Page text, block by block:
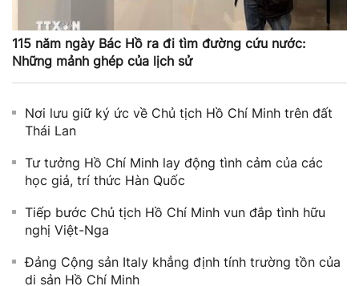
115 năm ngày Bác Hồ ra đi tìm đường cứu nước:
Những mảnh ghép của lịch sử
Nơi lưu giữ ký ức về Chủ tịch Hồ Chí Minh trên đất
Thái Lan
Tư tưởng Hồ Chí Minh lay động tình cảm của các
học giả, trí thức Hàn Quốc
Tiếp bước Chủ tịch Hồ Chí Minh vun đắp tình hữu
nghị Việt-Nga
Đảng Cộng sản Italy khẳng định tính trường tồn của
di sản Hồ Chí Minh